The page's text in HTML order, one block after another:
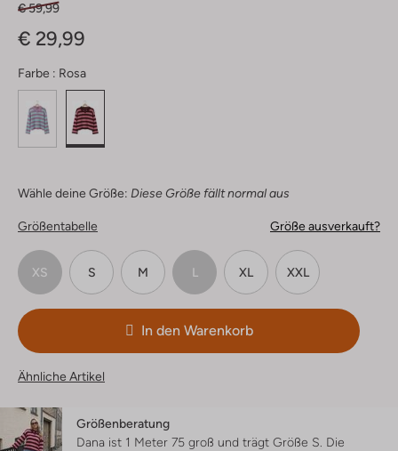
€ 59,99
€ 29,99
Farbe : Rosa
Wähle deine Größe: Diese Größe fällt normal aus
Größentabelle Größe ausverkauft?
XS S M L XL XXL
In den Warenkorb
Ähnliche Artikel
Größenberatung
Dana ist 1 Meter 75 groß und trägt Größe S. Die